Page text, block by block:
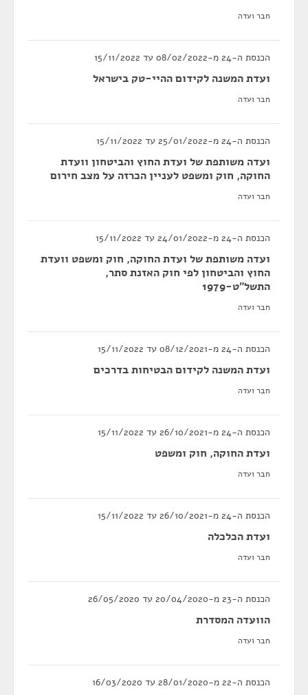
חבר ועדה
הכנסת ה-24 מ-08/02/2022 עד 15/11/2022
ועדת המשנה לקידום ההיי-טק בישראל
חבר ועדה
הכנסת ה-24 מ-25/01/2022 עד 15/11/2022
ועדה משותפת של ועדת החוץ והביטחון וועדת
החוקה, חוק ומשפט לעניין הכרזה על מצב חירום
חבר ועדה
הכנסת ה-24 מ-24/01/2022 עד 15/11/2022
ועדה משותפת של ועדת החוקה, חוק ומשפט וועדת
החוץ והביטחון לפי חוק האזנת סתר,
התשל"ט-1979
חבר ועדה
הכנסת ה-24 מ-08/12/2021 עד 15/11/2022
ועדת המשנה לקידום הבטיחות בדרכים
חבר ועדה
הכנסת ה-24 מ-26/10/2021 עד 15/11/2022
ועדת החוקה, חוק ומשפט
חבר ועדה
הכנסת ה-24 מ-26/10/2021 עד 15/11/2022
ועדת הכלכלה
חבר ועדה
הכנסת ה-23 מ-20/04/2020 עד 26/05/2020
הוועדה המסדרת
חבר ועדה
הכנסת ה-22 מ-28/01/2020 עד 16/03/2020